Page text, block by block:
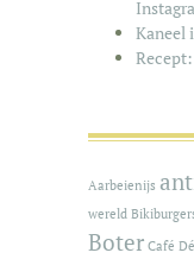
Kaneel
Aarbeienijs
wereld
Boter Café